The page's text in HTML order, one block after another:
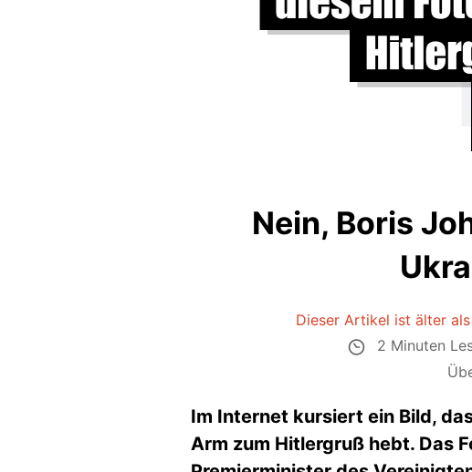
Nein, Boris
Dieser Artikel ist älter
2 Minuten
Im Internet kursiert ein Bild,
Arm zum Hitlergruß hebt. Das